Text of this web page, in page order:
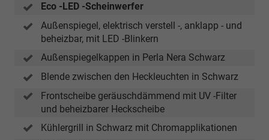
Eco -LED -Scheinwerfer
Außenspiegel, elektrisch verstell -, anklapp - und
beheizbar, mit LED -Blinkern
Außenspiegelkappen in Perla Nera Schwarz
Blende zwischen den Heckleuchten in Schwarz
Frontscheibe geräuschdämmend mit UV -Filter
und beheizbarer Heckscheibe
Kühlergrill in Schwarz mit Chromapplikationen